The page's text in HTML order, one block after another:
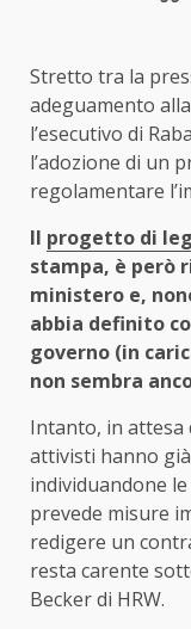
Stretto tra la
adeguamento
l’esecutivo di
l’adozione di un
regolamentare
Il progetto di
stampa, è però
ministero e,
abbia definito
governo (in
non sembra
Intanto, in attesa
attivisti hanno
individuandone
prevede misure
redigere un
resta carente
Becker di HRW.